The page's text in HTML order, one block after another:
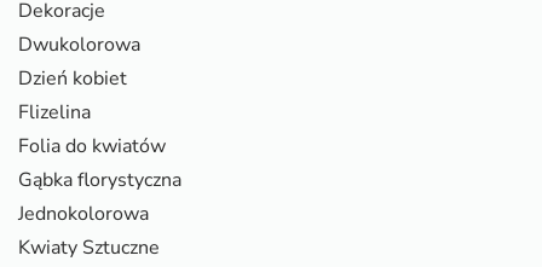
Dekoracje
Dwukolorowa
Dzień kobiet
Flizelina
Folia do kwiatów
Gąbka florystyczna
Jednokolorowa
Kwiaty Sztuczne